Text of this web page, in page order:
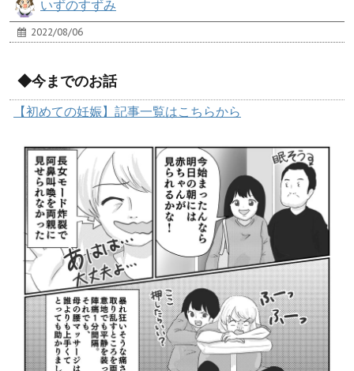
いずのすずみ
2022/08/06
◆今までのお話
【初めての妊娠】記事一覧はこちらから